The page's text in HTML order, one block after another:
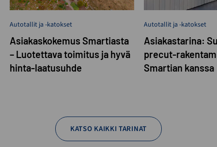
Autotallit ja -katokset
Asiakaskokemus Smartiasta
– Luotettava toimitus ja hyvä
hinta-laatusuhde
Autotallit ja -katokset
Asiakastarina:
precut-
Smartian kanssa
KATSO KAIKKI TARINAT